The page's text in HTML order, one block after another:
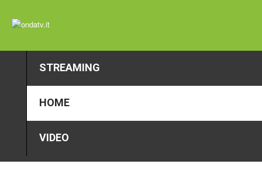
STREAMING
HOME
VIDEO